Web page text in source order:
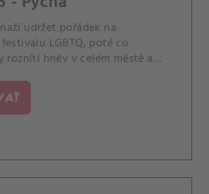
udržet pořádek na
LGBTQ, poté co
roznítí hněv v celém městě a
komunity LGBTQ, volající po
Hicks se potká se svým
který je gay.